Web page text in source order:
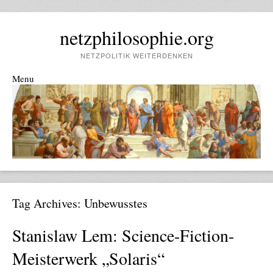
netzphilosophie.org
NETZPOLITIK WEITERDENKEN
Menu
Skip to content
Tag Archives: Unbewusstes
Stanislaw Lem: Science-Fiction-
Meisterwerk „Solaris“